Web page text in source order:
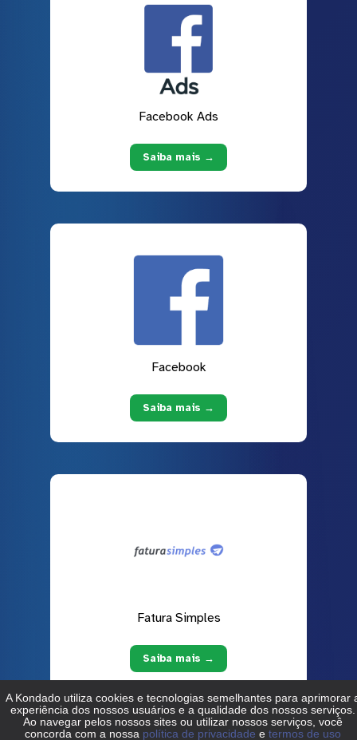
Facebook Ads
Saiba mais →
Facebook
Saiba mais →
Fatura Simples
Saiba mais →